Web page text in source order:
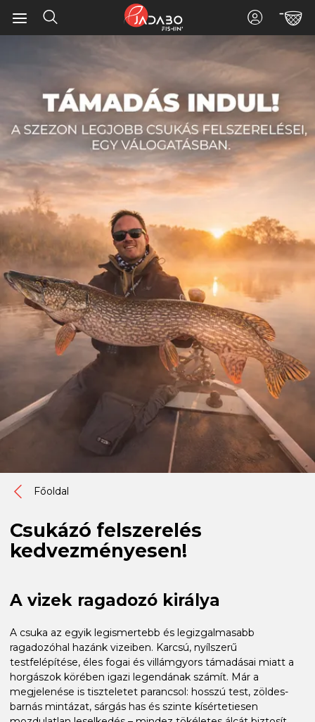
Főoldal
Csukázó felszerelés
kedvezményesen!
A vizek ragadozó királya
A csuka az egyik legismertebb és legizgalmasabb
ragadozóhal hazánk vizeiben. Karcsú, nyílszerű
testfelépítése, éles fogai és villámgyors támadásai miatt a
horgászok körében igazi legendának számít. Már a
megjelenése is tiszteletet parancsol: hosszú test, zöldes-
barnás mintázat, sárgás has és szinte kísértetiesen